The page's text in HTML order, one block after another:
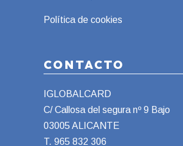
Política de cookies
CONTACTO
IGLOBALCARD
C/ Callosa del segura nº 9 Bajo
03005 ALICANTE
T. 965 832 306